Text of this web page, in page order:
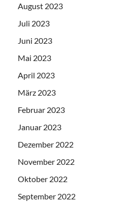
August 2023
Juli 2023
Juni 2023
Mai 2023
April 2023
März 2023
Februar 2023
Januar 2023
Dezember 2022
November 2022
Oktober 2022
September 2022